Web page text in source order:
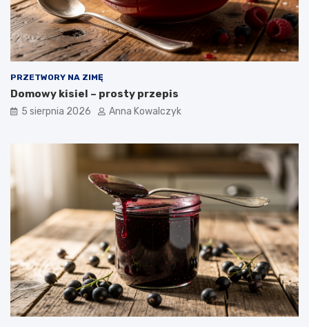
PRZETWORY NA ZIMĘ
Domowy kisiel – prosty przepis
5 sierpnia 2026 Anna Kowalczyk